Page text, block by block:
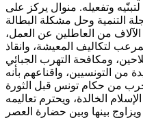
وتفعيله. منوال يركز على
التنمية وحل مشكلة البطالة
من العاطلين عن العمل،
لتكاليف المعيشة، وانقاذ
ومكافحة التهرب الجبائي
من التونسيين، واقناعهم بأنه
من حكام تونس قبل الثورة
الخالدة، ويحترم تعاليمه